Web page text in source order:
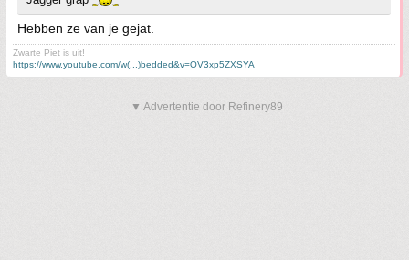
Hebben ze van je gejat.
Zwarte Piet is uit!
https://www.youtube.com/w(...)bedded&v=OV3xp5ZXSYA
▼ Advertentie door Refinery89